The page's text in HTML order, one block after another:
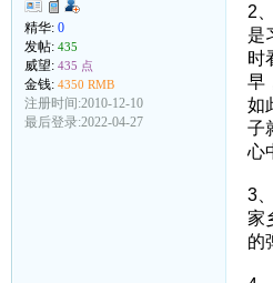
精华: 0
发帖: 435
威望: 435 点
金钱: 4350 RMB
注册时间:2010-12-10
最后登录:2022-04-27
2
是
时
早
如
子
心
3
家
的